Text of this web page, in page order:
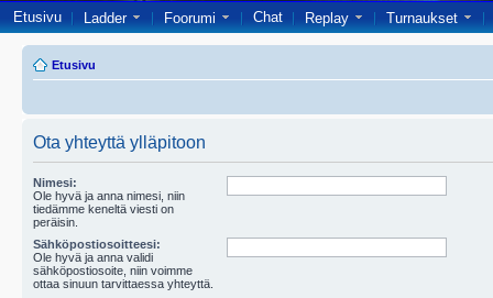
Etusivu Ladder Foorumi Chat Replay Turnaukset
Etusivu
Ota yhteyttä ylläpitoon
Nimesi:
Ole hyvä ja anna nimesi, niin
tiedämme keneltä viesti on
peräisin.
Sähköpostiosoitteesi:
Ole hyvä ja anna validi
sähköpostiosoite, niin voimme
ottaa sinuun tarvittaessa yhteyttä.